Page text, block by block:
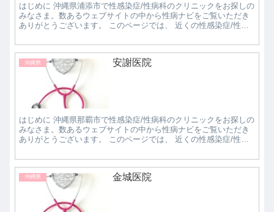
はじめに 沖縄県浦添市で性感染症/性病科のクリニックをお探しの
みなさま。数あるウェブサイトの中から性病ナビをご覧いただき
ありがとうございます。 このページでは、 近くの性感染症/性病
沖縄県 安謝医院
はじめに 沖縄県那覇市で性感染症/性病科のクリニックをお探しの
みなさま。数あるウェブサイトの中から性病ナビをご覧いただき
ありがとうございます。 このページでは、 近くの性感染症/性病
沖縄県 金城医院